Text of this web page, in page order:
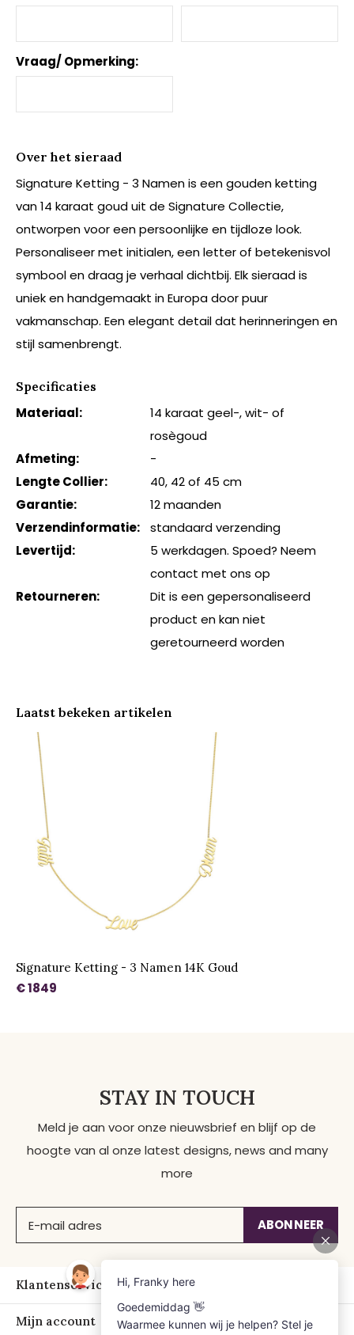
Vraag/ Opmerking:
Over het sieraad
Signature Ketting - 3 Namen is een gouden ketting
van 14 karaat goud uit de Signature Collectie,
ontworpen voor een persoonlijke en tijdloze look.
Personaliseer met initialen, een letter of betekenisvol
symbool en draag je verhaal dichtbij. Elk sieraad is
uniek en handgemaakt in Europa door puur
vakmanschap. Een elegant detail dat herinneringen en
stijl samenbrengt.
Specificaties
Materiaal:
14 karaat geel-, wit- of
rosègoud
Afmeting:
-
Lengte Collier:
40, 42 of 45 cm
Garantie:
12 maanden
Verzendinformatie:
standaard verzending
Levertijd:
5 werkdagen. Spoed? Neem
contact met ons op
Retourneren:
Dit is een gepersonaliseerd
product en kan niet
geretourneerd worden
Laatst bekeken artikelen
Signature Ketting - 3 Namen 14K Goud
€ 1849
STAY IN TOUCH
Meld je aan voor onze nieuwsbrief en blijf op de
hoogte van al onze latest designs, news and many
more
ABONNEER
Klantenservice
Mijn account